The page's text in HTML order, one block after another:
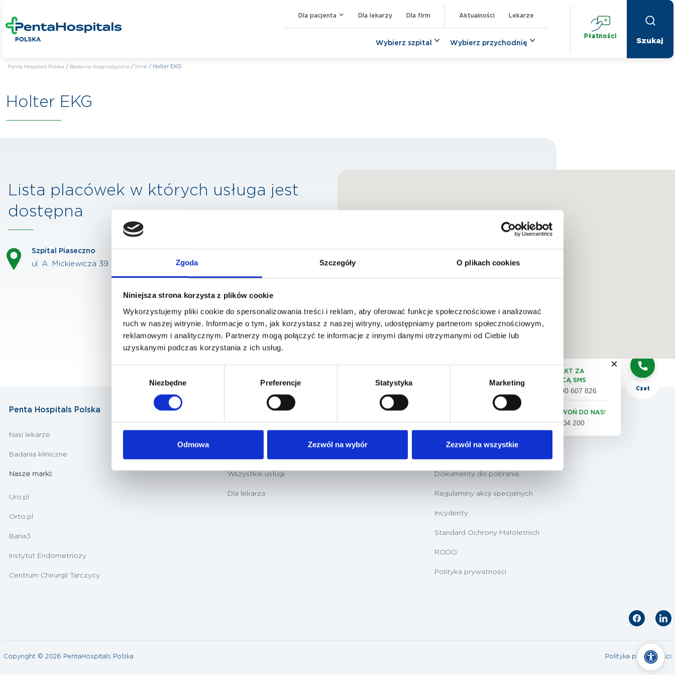
Zgoda Szczegóły O plikach cookies
Niniejsza strona korzysta z plików cookie
Wykorzystujemy pliki cookie do spersonalizowania treści i reklam, aby oferować funkcje społecznościowe i analizować
ruch w naszej witrynie. Informacje o tym, jak korzystasz z naszej witryny, udostępniamy partnerom społecznościowym,
reklamowym i analitycznym. Partnerzy mogą połączyć te informacje z innymi danymi otrzymanymi od Ciebie lub
uzyskanymi podczas korzystania z ich usług.
Niezbędne Preferencje Statystyka Marketing
Odmowa Zezwól na wybór Zezwól na wszystkie
Dla pacjenta Dla lekarzy Dla firm Aktualności Lekarze
Płatności
Wybierz szpital Wybierz przychodnię
Penta Hospitals Polska / Badania diagnostyczne/ Inne / Holter EKG
Holter EKG
Lista placówek w których usługa jest
dostępna
Szpital Piaseczno
ul. A. Mickiewicza 39 , 05-500 Piaseczno
Penta Hospitals Polska
Nasi lekarze
Badania kliniczne
Nasze marki:
Uro.pl
Orto.pl
Baria3
Instytut Endometriozy
Centrum Chirurgii Tarczycy
Nasza oferta
Wszystkie usługi
Dla lekarza
Dokumenty do pobrania
Regulaminy akcji specjalnych
Incydenty
Standard Ochrony Małoletnich
RODO
Polityka prywatności
Copyright © 2026 PentaHospitals Polska Polityka prywatności
KONTAKT ZA
POMOCĄ SMS
+48 500 607 826
ZADZWOŃ DO NAS!
61 86 04 200
Czat